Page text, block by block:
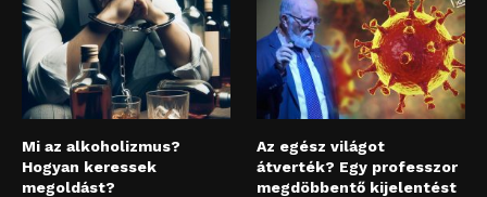
Mi az alkoholizmus?
Hogyan keressek
megoldást?
Az egész világot
átverték? Egy professzor
megdöbbentő kijelentést